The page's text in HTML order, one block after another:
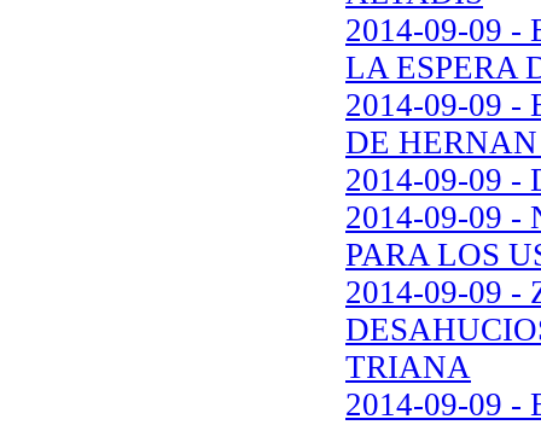
2014-09-09 -
LA ESPERA
2014-09-09
DE
2014-09-09 -
2014-09-09 -
PARA LOS
2014-09-09 -
TRIANA
2014-09-09 -